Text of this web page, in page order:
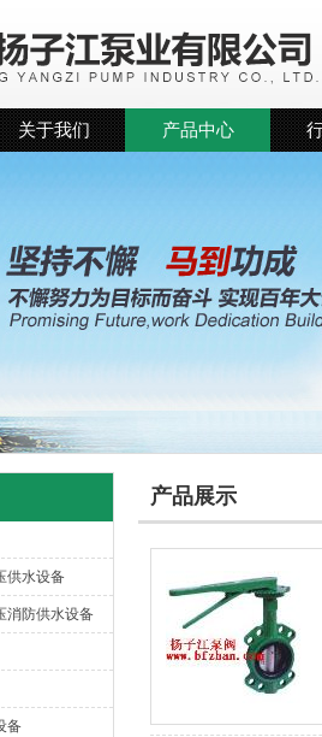
关于我们 产品中心
供水设备
消防供水设备
备
产品展示